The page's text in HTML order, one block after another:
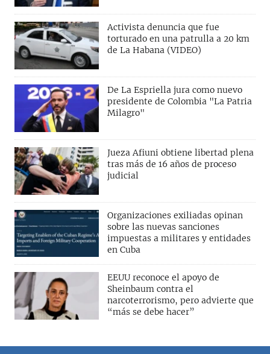
Activista denuncia que fue
torturado en una patrulla a 20 km
de La Habana (VIDEO)
De La Espriella jura como nuevo
presidente de Colombia "La Patria
Milagro"
Jueza Afiuni obtiene libertad plena
tras más de 16 años de proceso
judicial
Organizaciones exiliadas opinan
sobre las nuevas sanciones
impuestas a militares y entidades
en Cuba
EEUU reconoce el apoyo de
Sheinbaum contra el
narcoterrorismo, pero advierte que
“más se debe hacer”